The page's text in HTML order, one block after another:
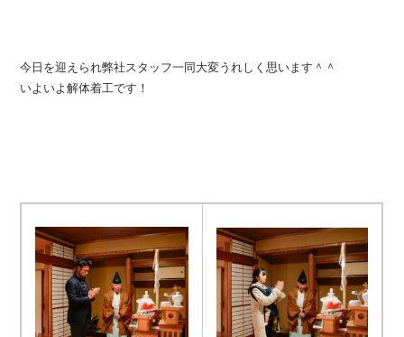
今日を迎えられ弊社スタッフ一同大変うれしく思います＾＾
いよいよ解体着工です！